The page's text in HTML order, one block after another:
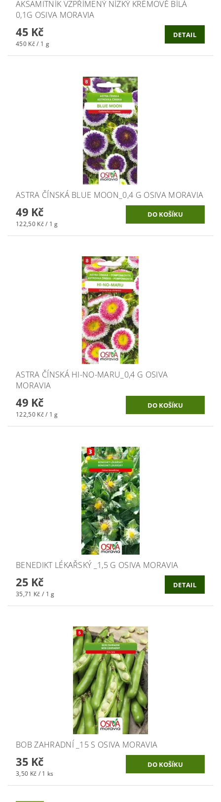
AKSAMITNÍK VZPŘÍMENÝ NÍZKÝ KRÉMOVĚ BÍLÁ
0,1G OSIVA MORAVIA
45 Kč
450 Kč / 1 g
DETAIL
ASTRA ČÍNSKÁ BLUE MOON_0,4 G OSIVA MORAVIA
49 Kč
122,50 Kč / 1 g
ASTRA ČÍNSKÁ HI-NO-MARU_0,4 G OSIVA
MORAVIA
49 Kč
122,50 Kč / 1 g
BENEDIKT LÉKAŘSKÝ _1,5 G OSIVA MORAVIA
25 Kč
35,71 Kč / 1 g
DETAIL
BOB ZAHRADNÍ _15 S OSIVA MORAVIA
35 Kč
3,50 Kč / 1 ks